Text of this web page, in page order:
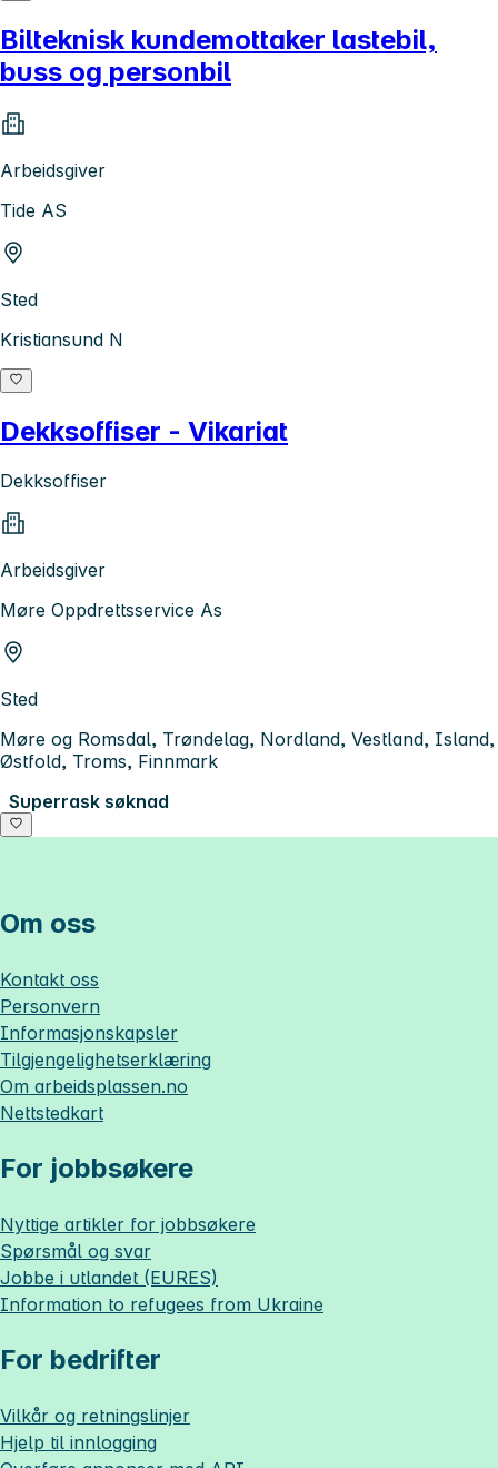
Bilteknisk kundemottaker lastebil,
buss og personbil
Arbeidsgiver
Tide AS
Sted
Kristiansund N
Dekksoffiser - Vikariat
Dekksoffiser
Arbeidsgiver
Møre Oppdrettsservice As
Sted
Møre og Romsdal, Trøndelag, Nordland, Vestland, Island,
Østfold, Troms, Finnmark
Superrask søknad
Om oss
Kontakt oss
Personvern
Informasjonskapsler
Tilgjengelighetserklæring
Om arbeidsplassen.no
Nettstedkart
For jobbsøkere
Nyttige artikler for jobbsøkere
Spørsmål og svar
Jobbe i utlandet (EURES)
Information to refugees from Ukraine
For bedrifter
Vilkår og retningslinjer
Hjelp til innlogging